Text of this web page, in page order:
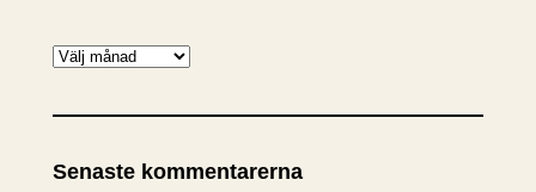
A
k
v
Senaste kommentarerna